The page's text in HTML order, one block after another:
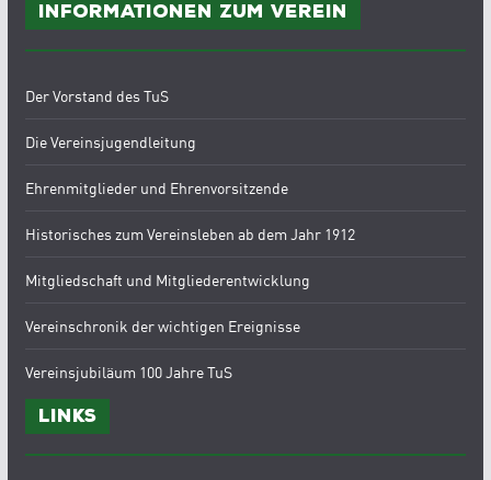
Informationen zum Verein
Der Vorstand des TuS
Die Vereinsjugendleitung
Ehrenmitglieder und Ehrenvorsitzende
Historisches zum Vereinsleben ab dem Jahr 1912
Mitgliedschaft und Mitgliederentwicklung
Vereinschronik der wichtigen Ereignisse
Vereinsjubiläum 100 Jahre TuS
Links